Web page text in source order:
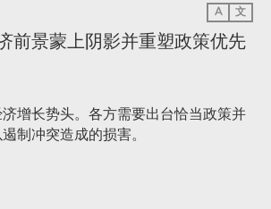
A 文
前景蒙上阴影并重塑政策优先
增长势头。各方需要出台恰当政策并
制冲突造成的损害。